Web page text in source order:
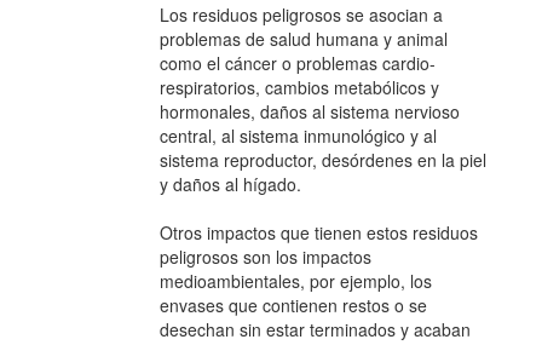
Los residuos peligrosos se asocian a
problemas de salud humana y animal
como el cáncer o problemas cardio-
respiratorios, cambios metabólicos y
hormonales, daños al sistema nervioso
central, al sistema inmunológico y al
sistema reproductor, desórdenes en la piel
y daños al hígado.
Otros impactos que tienen estos residuos
peligrosos son los impactos
medioambientales, por ejemplo, los
envases que contienen restos o se
desechan sin estar terminados y acaban